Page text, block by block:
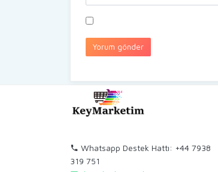
Whatsapp Destek Hattı: +44 7938
319 751